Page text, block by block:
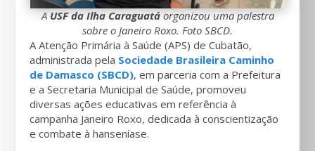
AUSF da Ilha Caraguatáorganizou uma palestra
sobre o Janeiro Roxo. Foto SBCD.
A Atenção Primária à Saúde (APS) de Cubatão,
administrada pela Sociedade Brasileira Caminho
de Damasco (SBCD), em parceria com a Prefeitura
e a Secretaria Municipal de Saúde, promoveu
diversas ações educativas em referência à
campanha Janeiro Roxo, dedicada à conscientização
e combate à hanseníase.